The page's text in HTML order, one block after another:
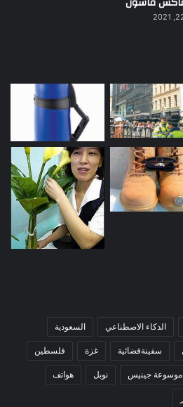
الذكاء الاصطناعي السعودية
سفينةفضائية غزة فلسطين
موسوعة جينيس نوبل هواتف